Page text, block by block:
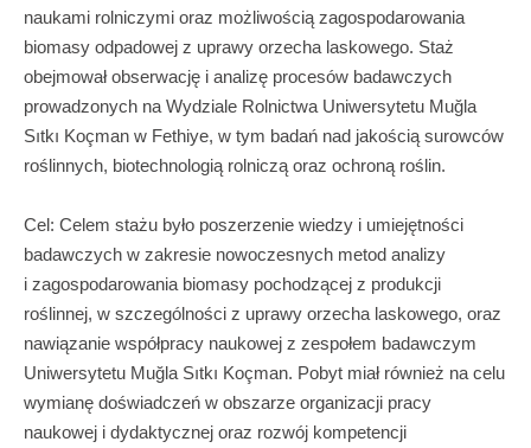
naukami rolniczymi oraz możliwością zagospodarowania
biomasy odpadowej z uprawy orzecha laskowego. Staż
obejmował obserwację i analizę procesów badawczych
prowadzonych na Wydziale Rolnictwa Uniwersytetu Muğla
Sıtkı Koçman w Fethiye, w tym badań nad jakością surowców
roślinnych, biotechnologią rolniczą oraz ochroną roślin.
Cel: Celem stażu było poszerzenie wiedzy i umiejętności
badawczych w zakresie nowoczesnych metod analizy
i zagospodarowania biomasy pochodzącej z produkcji
roślinnej, w szczególności z uprawy orzecha laskowego, oraz
nawiązanie współpracy naukowej z zespołem badawczym
Uniwersytetu Muğla Sıtkı Koçman. Pobyt miał również na celu
wymianę doświadczeń w obszarze organizacji pracy
naukowej i dydaktycznej oraz rozwój kompetencji